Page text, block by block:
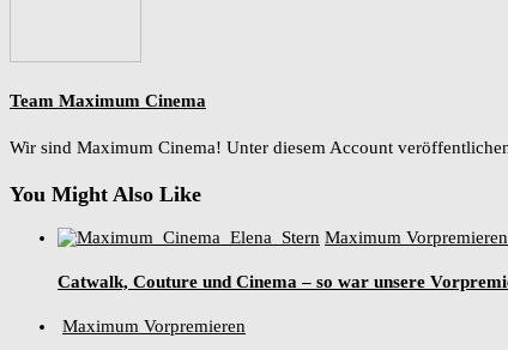
Team Maximum Cinema
Wir sind Maximum Cinema! Unter diesem Account
You Might Also Like
Maximum Vorpremieren
Catwalk, Couture und Cinema – so war unsere
Maximum Vorpremieren